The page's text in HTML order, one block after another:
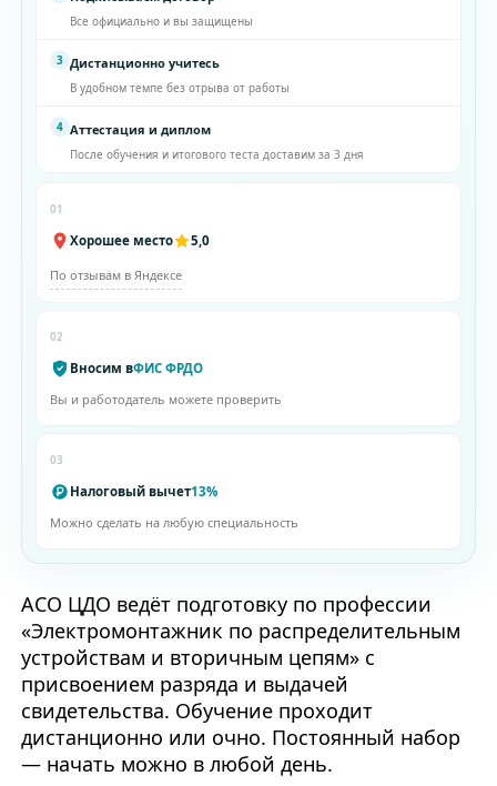
Все официально и вы защищены
3 Дистанционно учитесь
В удобном темпе без отрыва от работы
4 Аттестация и диплом
После обучения и итогового теста доставим за 3 дня
01
Хорошее место 5,0
По отзывам в Яндексе
02
Вносим вФИС ФРДО
Вы и работодатель можете проверить
03
Налоговый вычет13%
Можно сделать на любую специальность
АСО ЦДО ведёт подготовку по профессии
«Электромонтажник по распределительным
устройствам и вторичным цепям» с
присвоением разряда и выдачей
свидетельства. Обучение проходит
дистанционно или очно. Постоянный набор
— начать можно в любой день.